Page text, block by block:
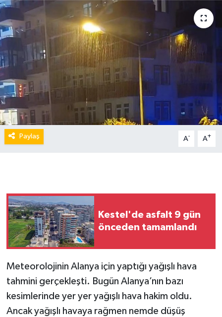
Paylaş A- A+
Kestel'de asfalt 9 gün
önceden tamamlandı
Meteorolojinin Alanya için yaptığı yağışlı hava
tahmini gerçekleşti. Bugün Alanya’nın bazı
kesimlerinde yer yer yağışlı hava hakim oldu.
Ancak yağışlı havaya rağmen nemde düşüş